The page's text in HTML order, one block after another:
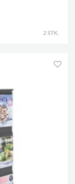
2 STK.